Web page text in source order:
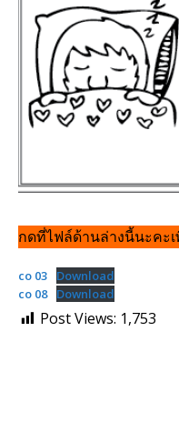
กดที่ไฟล์ด้านล่างนี้นะคะ
co 03
Download
co 08
Download
Post Views: 1,753